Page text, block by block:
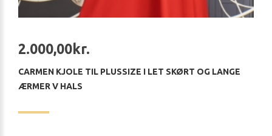
2.000,00kr.
CARMEN KJOLE TIL PLUSSIZE I LET SKØRT OG LANGE
ÆRMER V HALS